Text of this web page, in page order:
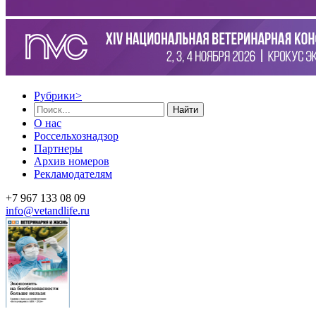
Рубрики>
Найти
О нас
Россельхознадзор
Партнеры
Архив номеров
Рекламодателям
+7 967 133 08 09
info@vetandlife.ru